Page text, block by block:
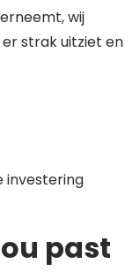
wij
strak uitziet en
investering
past